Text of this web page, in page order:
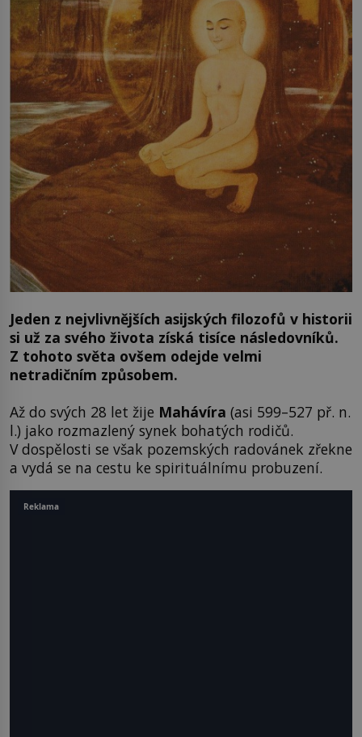
Jeden z nejvlivnějších asijských filozofů v historii
si už za svého života získá tisíce následovníků.
Z tohoto světa ovšem odejde velmi
netradičním způsobem.
Až do svých 28 let žije Mahávíra (asi 599–527 př. n.
l.) jako rozmazlený synek bohatých rodičů.
V dospělosti se však pozemských radovánek zřekne
a vydá se na cestu ke spirituálnímu probuzení.
Reklama